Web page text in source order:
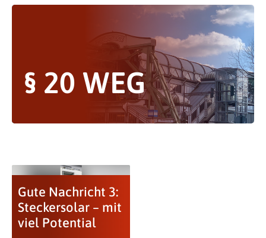
§ 20 WEG
Gute Nachricht 3:
Steckersolar – mit
viel Potential